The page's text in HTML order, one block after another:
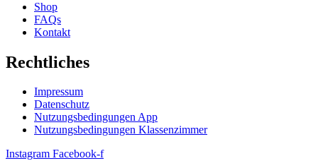
Shop
FAQs
Kontakt
Rechtliches
Impressum
Datenschutz
Nutzungsbedingungen App
Nutzungsbedingungen Klassenzimmer
Instagram Facebook-f